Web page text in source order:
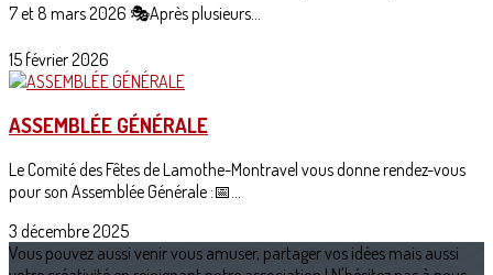
7 et 8 mars 2026 🎭Après plusieurs...
15 février 2026
ASSEMBLÉE GÉNÉRALE
Le Comité des Fêtes de Lamothe-Montravel vous donne rendez-vous
pour son Assemblée Générale :📅...
3 décembre 2025
Vous pouvez aussi venir vous amuser, partager vos idées mais aussi